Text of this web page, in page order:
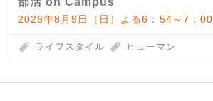
2026年8月9日（日）よる6：54～7：00
ライフスタイル ヒューマン